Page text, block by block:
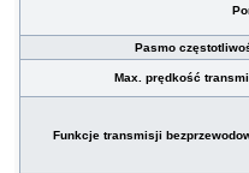
Pasmo
Max. prędkość
Funkcje transmisji